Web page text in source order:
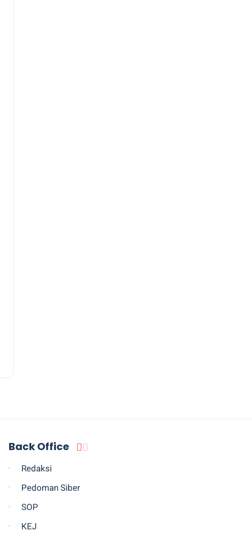
Back Office
Redaksi
Pedoman Siber
SOP
KEJ